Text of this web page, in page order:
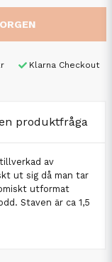
Klarna Checkout
produktfråga
av
ut sig då man tar
utformat
Staven är ca 1,5